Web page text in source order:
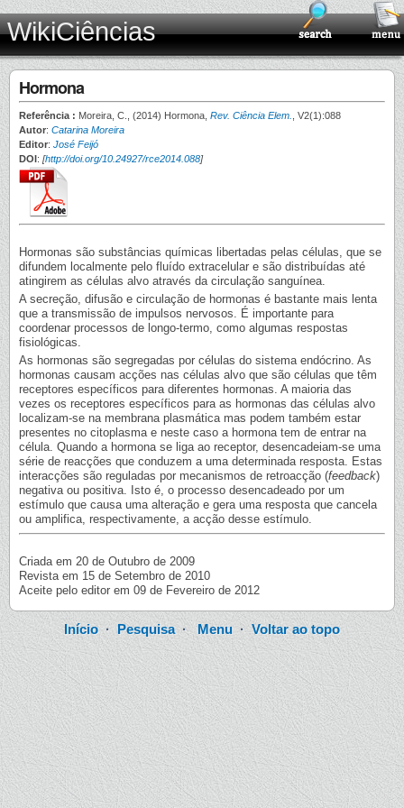
WikiCiências
Hormona
Referência : Moreira, C., (2014) Hormona, Rev. Ciência Elem.
, V2(1):088
Autor: Catarina Moreira
Editor: José Feijó
DOI: [http://doi.org/10.24927/rce2014.088]
Hormonas são substâncias químicas libertadas pelas células, que se
difundem localmente pelo fluído extracelular e são distribuídas até
atingirem as células alvo através da circulação sanguínea.
A secreção, difusão e circulação de hormonas é bastante mais lenta
que a transmissão de impulsos nervosos. É importante para
coordenar processos de longo-termo, como algumas respostas
fisiológicas.
As hormonas são segregadas por células do sistema endócrino. As
hormonas causam acções nas células alvo que são células que têm
receptores específicos para diferentes hormonas. A maioria das
vezes os receptores específicos para as hormonas das células alvo
localizam-se na membrana plasmática mas podem também estar
presentes no citoplasma e neste caso a hormona tem de entrar na
célula. Quando a hormona se liga ao receptor, desencadeiam-se uma
série de reacções que conduzem a uma determinada resposta. Estas
interacções são reguladas por mecanismos de retroacção (feedback)
negativa ou positiva. Isto é, o processo desencadeado por um
estímulo que causa uma alteração e gera uma resposta que cancela
ou amplifica, respectivamente, a acção desse estímulo.
Criada em 20 de Outubro de 2009
Revista em 15 de Setembro de 2010
Aceite pelo editor em 09 de Fevereiro de 2012
Início·Pesquisa·Menu ·Voltar ao topo